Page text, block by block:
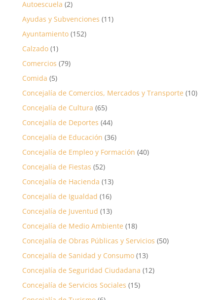
Autoescuela (2)
Ayudas y Subvenciones (11)
Ayuntamiento(152)
Calzado(1)
Comercios (79)
Comida (5)
Concejalía de Comercios, Mercados y Transporte (10)
Concejalía de Cultura (65)
Concejalía de Deportes (44)
Concejalía de Educación (36)
Concejalía de Empleo y Formación (40)
Concejalía de Fiestas (52)
Concejalía de Hacienda (13)
Concejalía de Igualdad (16)
Concejalía de Juventud (13)
Concejalía de Medio Ambiente (18)
Concejalía de Obras Públicas y Servicios (50)
Concejalía de Sanidad y Consumo(13)
Concejalía de Seguridad Ciudadana (12)
Concejalía de Servicios Sociales (15)